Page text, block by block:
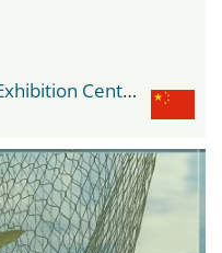
Hong Kong Convention and Exhibition Centre